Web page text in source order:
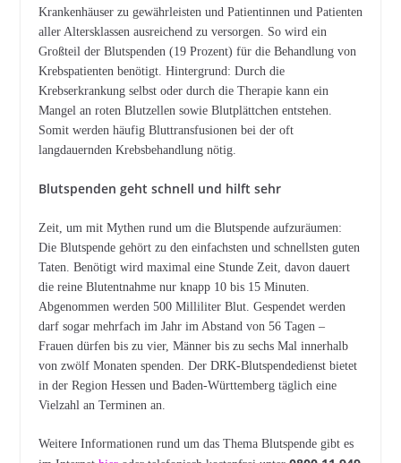
Krankenhäuser zu gewährleisten und Patientinnen und Patienten
aller Altersklassen ausreichend zu versorgen. So wird ein
Großteil der Blutspenden (19 Prozent) für die Behandlung von
Krebspatienten benötigt. Hintergrund: Durch die
Krebserkrankung selbst oder durch die Therapie kann ein
Mangel an roten Blutzellen sowie Blutplättchen entstehen.
Somit werden häufig Bluttransfusionen bei der oft
langdauernden Krebsbehandlung nötig.
Blutspenden geht schnell und hilft sehr
Zeit, um mit Mythen rund um die Blutspende aufzuräumen:
Die Blutspende gehört zu den einfachsten und schnellsten guten
Taten. Benötigt wird maximal eine Stunde Zeit, davon dauert
die reine Blutentnahme nur knapp 10 bis 15 Minuten.
Abgenommen werden 500 Milliliter Blut. Gespendet werden
darf sogar mehrfach im Jahr im Abstand von 56 Tagen –
Frauen dürfen bis zu vier, Männer bis zu sechs Mal innerhalb
von zwölf Monaten spenden. Der DRK-Blutspendedienst bietet
in der Region Hessen und Baden-Württemberg täglich eine
Vielzahl an Terminen an.
Weitere Informationen rund um das Thema Blutspende gibt es